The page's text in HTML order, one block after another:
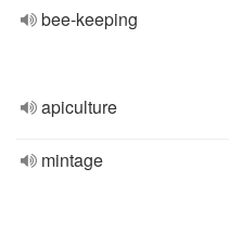
bee-keeping
apiculture
mintage